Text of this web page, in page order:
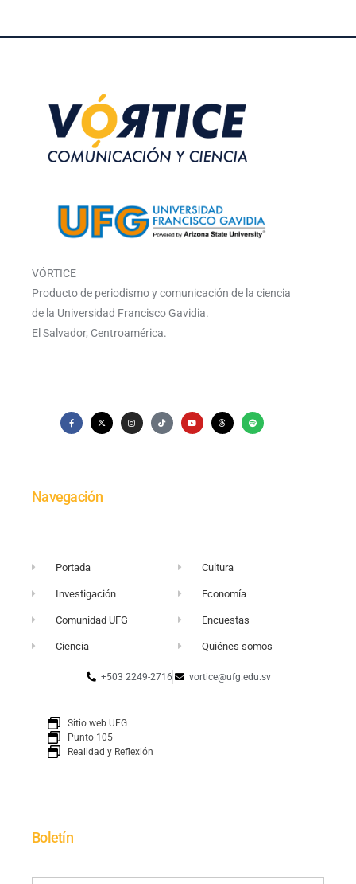
VÓRTICE
Producto de periodismo y comunicación de la ciencia
de la Universidad Francisco Gavidia.
El Salvador, Centroamérica.
Navegación
Portada
Investigación
Comunidad UFG
Ciencia
Cultura
Economía
Encuestas
Quiénes somos
+503 2249-2716 vortice@ufg.edu.sv
Sitio web UFG
Punto 105
Realidad y Reflexión
Boletín